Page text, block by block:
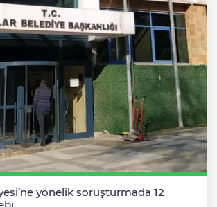
yönelik soruşturmada 12